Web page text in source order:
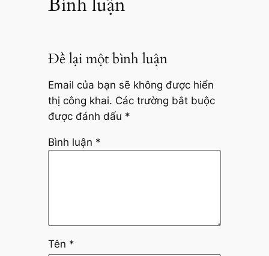
Để lại một bình luận
Email của bạn sẽ không được hiển
thị công khai. Các trường bắt buộc
được đánh dấu *
Bình luận *
Tên *